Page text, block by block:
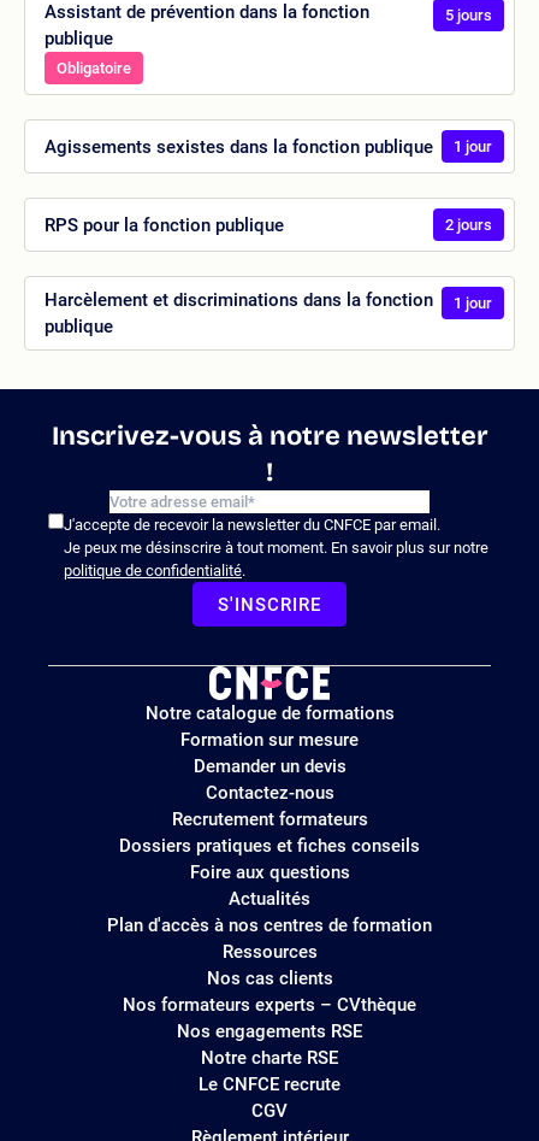
Assistant de prévention dans la fonction
publique
Obligatoire
5 jours
Agissements sexistes dans la fonction publique 1 jour
RPS pour la fonction publique 2 jours
Harcèlement et discriminations dans la fonction
publique
1 jour
Inscrivez-vous à notre newsletter
!
J'accepte de recevoir la newsletter du CNFCE par email.
Je peux me désinscrire à tout moment. En savoir plus sur notre
politique de confidentialité.
S'INSCRIRE
Logo
site
Notre catalogue de formations
Formation sur mesure
Demander un devis
Contactez-nous
Recrutement formateurs
Dossiers pratiques et fiches conseils
Foire aux questions
Actualités
Plan d'accès à nos centres de formation
Ressources
Nos cas clients
Nos formateurs experts – CVthèque
Nos engagements RSE
Notre charte RSE
Le CNFCE recrute
CGV